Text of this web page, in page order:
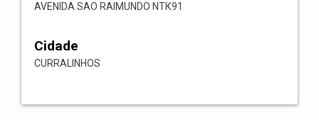
AVENIDA SAO RAIMUNDO NТК91
Cidade
CURRALINHOS